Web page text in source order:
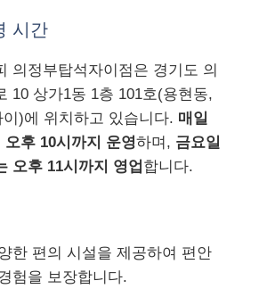
시간
의정부탑석자이점은 경기도 의
10 상가1동 1층 101호(용현동,
)에 위치하고 있습니다. 매일
오후 10시까지 운영하며, 금요일
오후 11시까지 영업 합니다.
한 편의 시설을 제공하여 편안
험을 보장합니다.